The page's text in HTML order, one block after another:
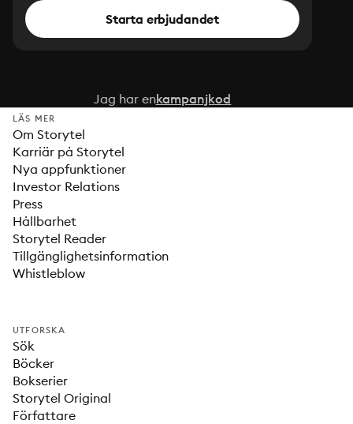
Starta erbjudandet
Jag har enkampanjkod
LÄS MER
Om Storytel
Karriär på Storytel
Nya appfunktioner
Investor Relations
Press
Hållbarhet
Storytel Reader
Tillgänglighetsinformation
Whistleblow
UTFORSKA
Sök
Böcker
Bokserier
Storytel Original
Författare